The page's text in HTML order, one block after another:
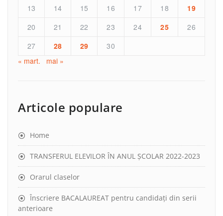
13
14 15 16 17 18
19
20
21 22 23 24 25
26
27
28 29
30
« mart.
mai »
Articole populare
Home
TRANSFERUL ELEVILOR ÎN ANUL ȘCOLAR 2022-2023
Orarul claselor
Înscriere BACALAUREAT pentru candidați din serii
anterioare